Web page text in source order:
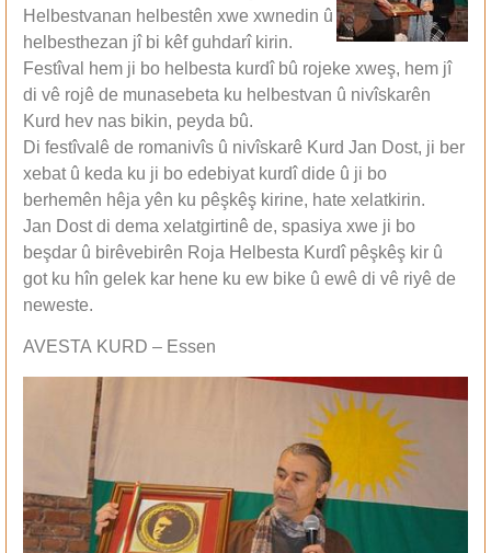
Helbestvanan helbestên xwe xwnedin û
helbesthezan jî bi kêf guhdarî kirin.
Festîval hem ji bo helbesta kurdî bû rojeke xweş, hem jî
di vê rojê de munasebeta ku helbestvan û nivîskarên
Kurd hev nas bikin, peyda bû.
Di festîvalê de romanivîs û nivîskarê Kurd Jan Dost, ji ber
xebat û keda ku ji bo edebiyat kurdî dide û ji bo
berhemên hêja yên ku pêşkêş kirine, hate xelatkirin.
Jan Dost di dema xelatgirtinê de, spasiya xwe ji bo
beşdar û birêvebirên Roja Helbesta Kurdî pêşkêş kir û
got ku hîn gelek kar hene ku ew bike û ewê di vê riyê de
neweste.
AVESTA KURD – Essen